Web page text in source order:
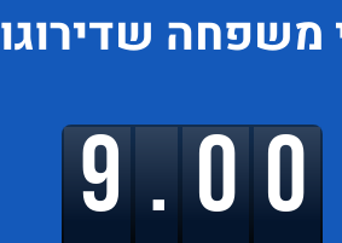
משפחה שדירוגו
9.00